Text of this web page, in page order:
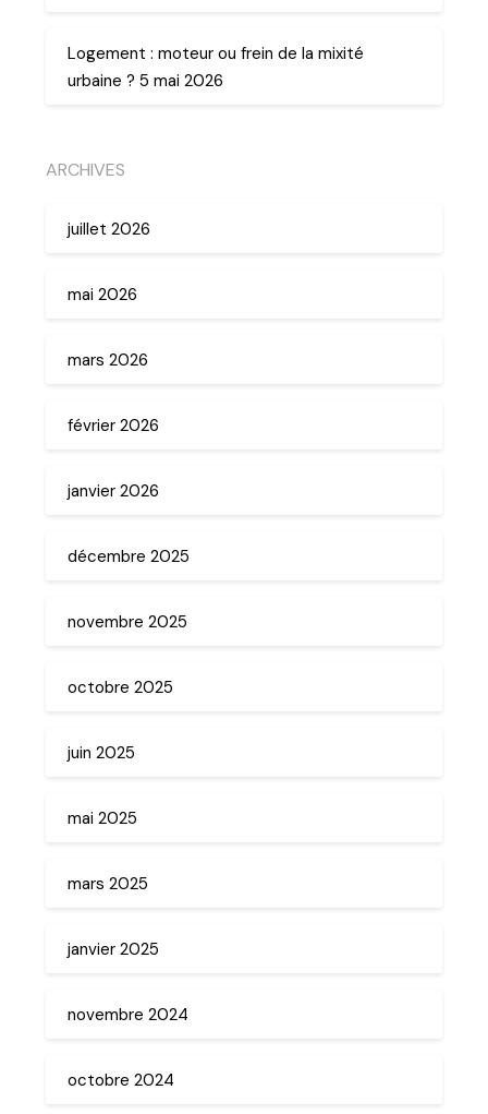
Logement : moteur ou frein de la mixité
urbaine ? 5 mai 2026
ARCHIVES
juillet 2026
mai 2026
mars 2026
février 2026
janvier 2026
décembre 2025
novembre 2025
octobre 2025
juin 2025
mai 2025
mars 2025
janvier 2025
novembre 2024
octobre 2024